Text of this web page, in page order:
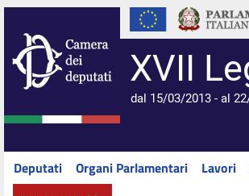
XVII
dal 15/03/2013 - al
Deputati Organi Parlamentari Lavori